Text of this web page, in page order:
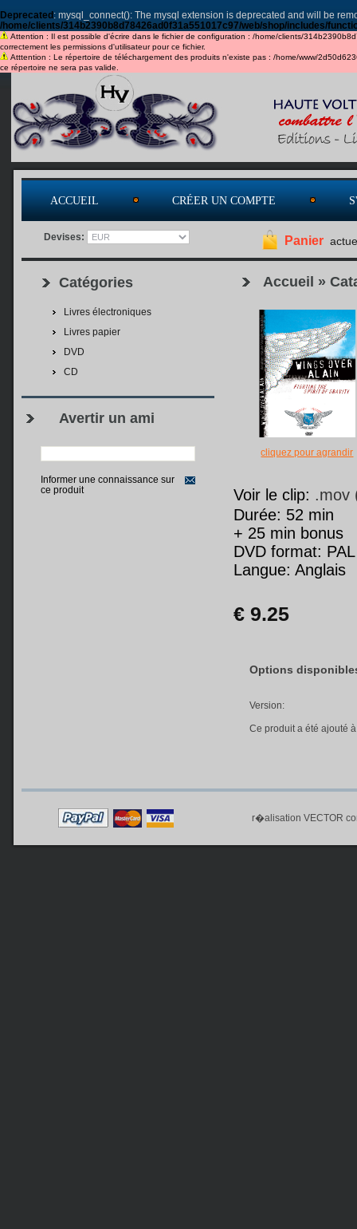
Deprecated : mysql_connect(): The mysql extension is deprecated and will be
/home/clients/314b2390b8d78426ad0f31a551017c97/web/shop/includes/
Attention : Il est possible d'écrire dans le fichier de configuration : /home/clients/
correctement les permissions d'utilisateur pour ce fichier.
Atttention : Le répertoire de téléchargement des produits n'existe pas : /home/www/
ce répertoire ne sera pas valide.
ACCUEIL CRÉER UN COMPTE
Devises: Panier
Catégories
Livres électroniques
Livres papier
DVD
CD
Avertir un ami
Informer une connaissance sur
ce produit
Accueil »
cliquez pour agrandir
Voir le clip: .mov
Durée: 52 min
+ 25 min bonus
DVD format: PAL
Langue: Anglais
€ 9.25
Options
Version:
Ce produit a été ajouté
r�alisation VECTOR